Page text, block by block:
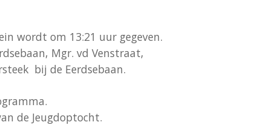
wordt om 13:21 uur gegeven.
Mgr. vd Venstraat,
bij de Eerdsebaan.
de Jeugdoptocht.